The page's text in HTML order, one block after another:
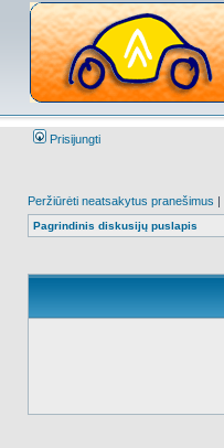
Prisijungti
Peržiūrėti neatsakytus pranešimus |
Pagrindinis diskusijų puslapis